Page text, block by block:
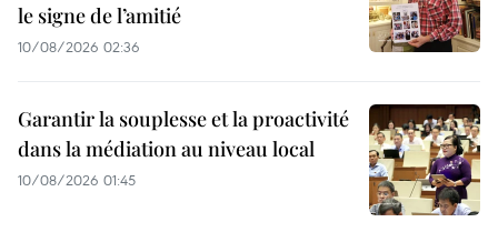
le signe de l’amitié
10/08/2026 02:36
Garantir la souplesse et la proactivité
dans la médiation au niveau local
10/08/2026 01:45